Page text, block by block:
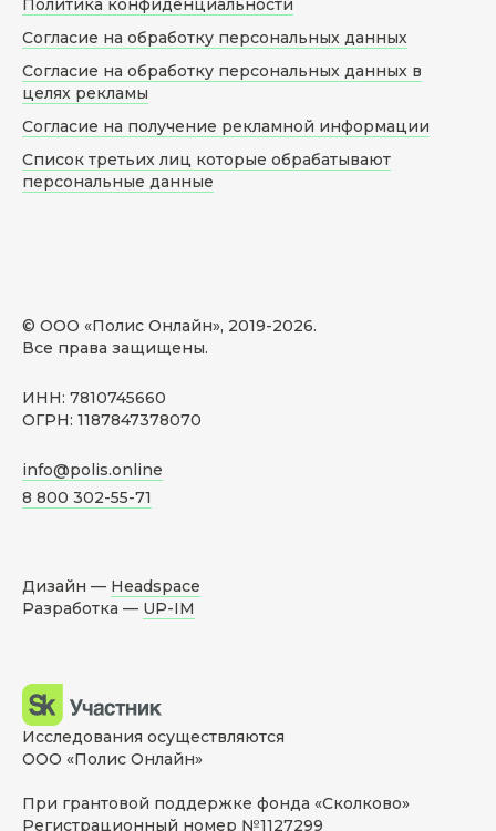
© ООО «Полис Онлайн», 2019-2026.
Все права защищены.
ИНН: 7810745660
ОГРН: 1187847378070
info@polis.online
8 800 302-55-71
Политика конфиденциальности
Согласие на обработку персональных данных
Согласие на обработку персональных данных в
целях рекламы
Согласие на получение рекламной информации
Список третьих лиц которые обрабатывают
персональные данные
Дизайн — Headspace
Разработка — UP-IM
Исследования осуществляются
ООО «Полис Онлайн»
При грантовой поддержке фонда «Сколково»
Регистрационный номер №1127299